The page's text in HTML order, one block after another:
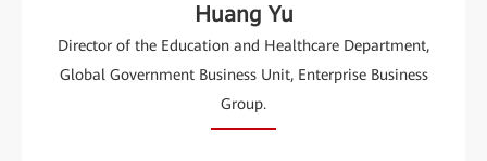
Huang Yu
Director of the Education and Healthcare Department,
Global Government Business Unit, Enterprise Business
Group.